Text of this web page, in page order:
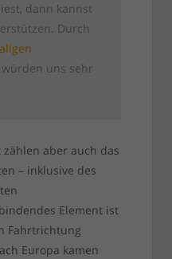
dann kannst
Durch
uns sehr
aber auch das
– inklusive des
Element ist
Fahrtrichtung
Europa kamen